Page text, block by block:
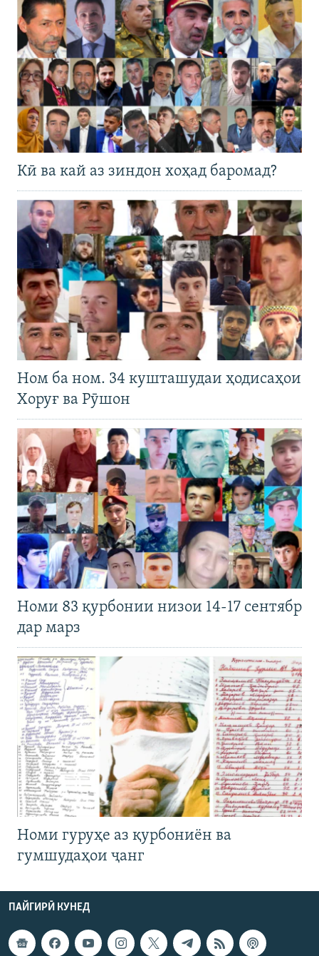
Кӣ ва кай аз зиндон хоҳад баромад?
Ном ба ном. 34 кушташудаи ҳодисаҳои
Хоруғ ва Рӯшон
Номи 83 қурбонии низои 14-17 сентябр
дар марз
Номи гуруҳе аз қурбониён ва
гумшудаҳои ҷанг
ПАЙГИРӢ КУНЕД